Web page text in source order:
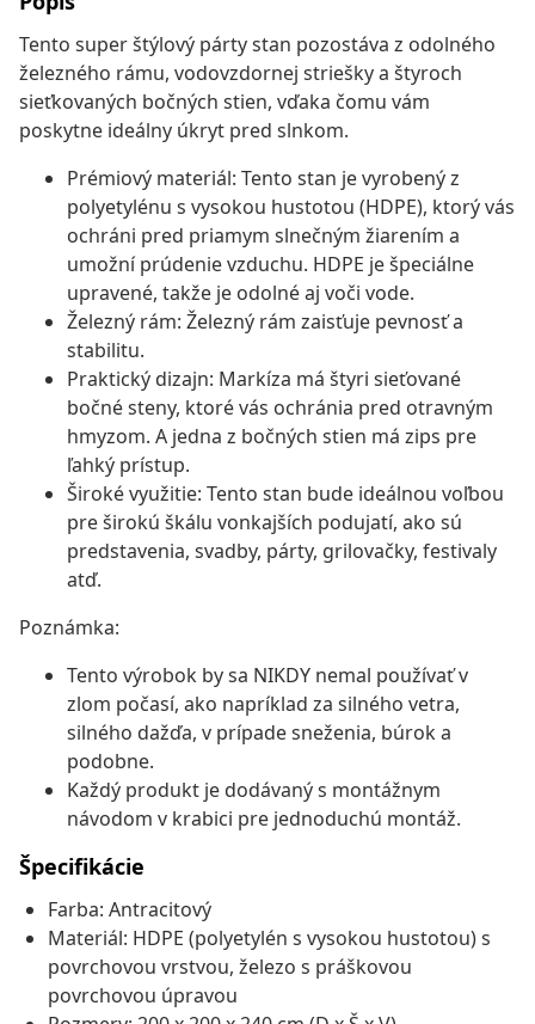
Tento super štýlový párty stan pozostáva z odolného
železného rámu, vodovzdornej striešky a štyroch
sieťkovaných bočných stien, vďaka čomu vám
poskytne ideálny úkryt pred slnkom.
Prémiový materiál: Tento stan je vyrobený z
polyetylénu s vysokou hustotou (HDPE), ktorý vás
ochráni pred priamym slnečným žiarením a
umožní prúdenie vzduchu. HDPE je špeciálne
upravené, takže je odolné aj voči vode.
Železný rám: Železný rám zaisťuje pevnosť a
stabilitu.
Praktický dizajn: Markíza má štyri sieťované
bočné steny, ktoré vás ochránia pred otravným
hmyzom. A jedna z bočných stien má zips pre
ľahký prístup.
Široké využitie: Tento stan bude ideálnou voľbou
pre širokú škálu vonkajších podujatí, ako sú
predstavenia, svadby, párty, grilovačky, festivaly
atď.
Poznámka:
Tento výrobok by sa NIKDY nemal používať v
zlom počasí, ako napríklad za silného vetra,
silného dažďa, v prípade sneženia, búrok a
podobne.
Každý produkt je dodávaný s montážnym
návodom v krabici pre jednoduchú montáž.
Špecifikácie
Farba: Antracitový
Materiál: HDPE (polyetylén s vysokou hustotou) s
povrchovou vrstvou, železo s práškovou
povrchovou úpravou